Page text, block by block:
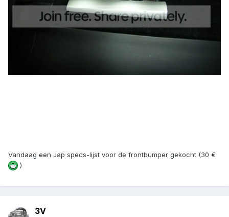
Vandaag een Jap specs-lijst voor de frontbumper gekocht (30 €
)
3V